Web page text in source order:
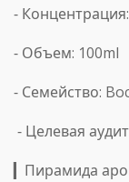
- Концентрация
- Объем: 100ml
- Семейство:
- Целевая
Пирамида